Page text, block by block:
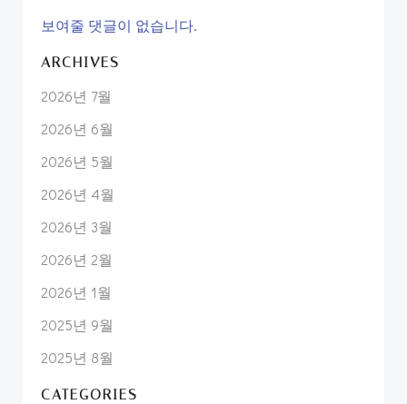
보여줄 댓글이 없습니다.
ARCHIVES
2026년 7월
2026년 6월
2026년 5월
2026년 4월
2026년 3월
2026년 2월
2026년 1월
2025년 9월
2025년 8월
CATEGORIES